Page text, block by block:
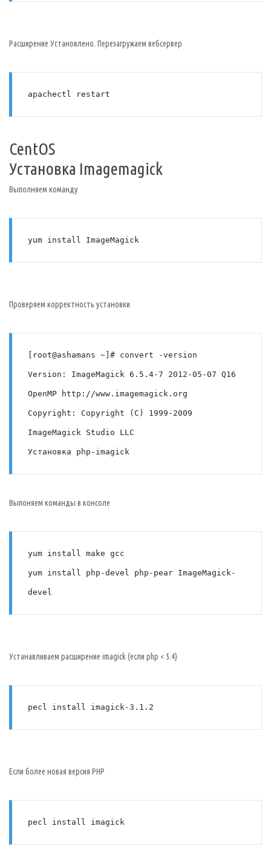
Расширение Установлено. Перезагружаем вебсервер
apachectl restart
CentOS
Установка Imagemagick
Выполняем команду
yum install ImageMagick
Проверяем корректность установки
[root@ashamans ~]# convert -version
Version: ImageMagick 6.5.4-7 2012-05-07 Q16
OpenMP http://www.imagemagick.org
Copyright: Copyright (C) 1999-2009
ImageMagick Studio LLC
Установка php-imagick
Выпоняем команды в консоле
yum install make gcc
yum install php-devel php-pear ImageMagick-
devel
Устанавливаем расширение imagick (если php < 5.4)
Если более новая версия PHP
pecl install imagick